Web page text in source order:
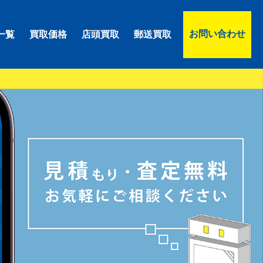
覧 買取価格 店頭買取 郵送買取 お問い合わせ